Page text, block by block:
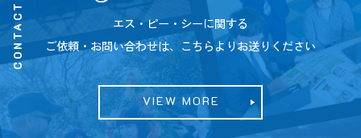
CONTACT
エス・ピー・シーに関する
ご依頼・お問い合わせは、こちらよりお送りください
VIEW MORE